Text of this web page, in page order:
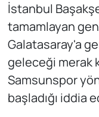
İstanbul
tamamlayan
Galatasaray'a
geleceği merak
Samsunspor
başladığı iddia